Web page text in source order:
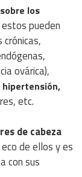
los
pueden
crónicas,
ovárica),
hipertensión,
etc.
de cabeza
de ellos y es
con sus